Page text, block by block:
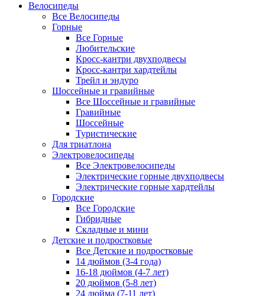
Велосипеды
Все Велосипеды
Горные
Все Горные
Любительские
Кросс-кантри двухподвесы
Кросс-кантри хардтейлы
Трейл и эндуро
Шоссейные и гравийные
Все Шоссейные и гравийные
Гравийные
Шоссейные
Туристические
Для триатлона
Электровелосипеды
Все Электровелосипеды
Электрические горные двухподвесы
Электрические горные хардтейлы
Городские
Все Городские
Гибридные
Складные и мини
Детские и подростковые
Все Детские и подростковые
14 дюймов (3-4 года)
16-18 дюймов (4-7 лет)
20 дюймов (5-8 лет)
24 дюйма (7-11 лет)